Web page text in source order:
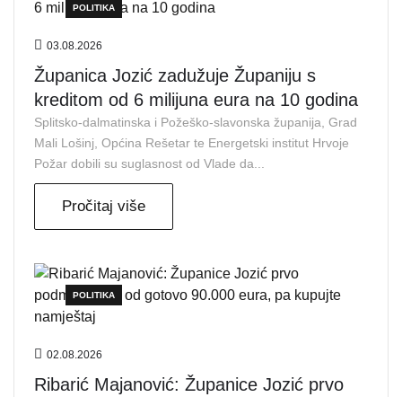
POLITIKA
03.08.2026
Županica Jozić zadužuje Županiju s
kreditom od 6 milijuna eura na 10 godina
Splitsko-dalmatinska i Požeško-slavonska županija, Grad
Mali Lošinj, Općina Rešetar te Energetski institut Hrvoje
Požar dobili su suglasnost od Vlade da...
Pročitaj više
POLITIKA
02.08.2026
Ribarić Majanović: Županice Jozić prvo